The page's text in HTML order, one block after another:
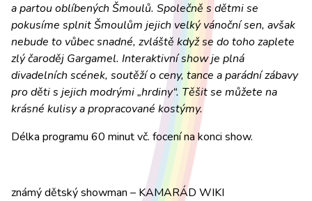
a partou oblíbených Šmoulů. Společně s dětmi se
pokusíme splnit Šmoulům jejich velký vánoční sen, avšak
nebude to vůbec snadné, zvláště když se do toho zaplete
zlý čaroděj Gargamel. Interaktivní show je plná
divadelních scének, soutěží o ceny, tance a parádní zábavy
pro děti s jejich modrými „hrdiny“. Těšit se můžete na
krásné kulisy a propracované kostýmy.
Délka programu 60 minut vč. focení na konci show.
známý dětský showman – KAMARÁD WIKI